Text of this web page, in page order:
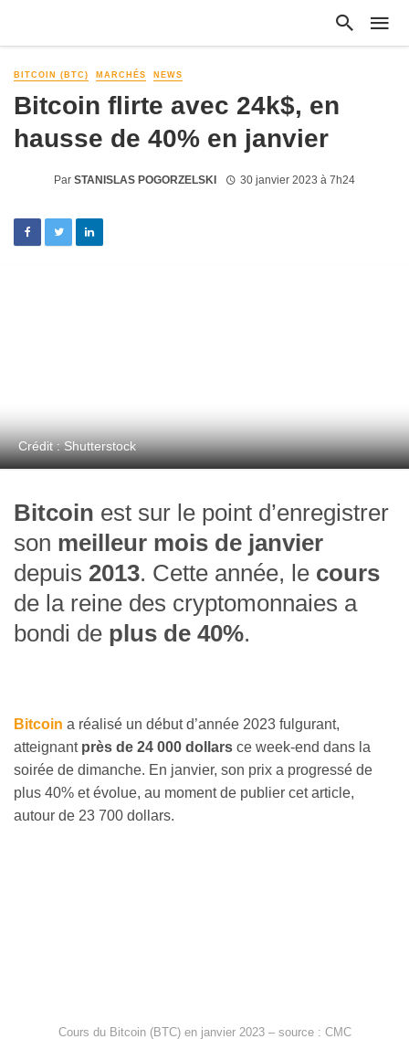
BITCOIN (BTC) MARCHÉS NEWS
Bitcoin flirte avec 24k$, en
hausse de 40% en janvier
Par STANISLAS POGORZELSKI 30 janvier 2023 à 7h24
Crédit : Shutterstock
Bitcoin est sur le point d’enregistrer
son meilleur mois de janvier
depuis 2013. Cette année, le cours
de la reine des cryptomonnaies a
bondi de plus de 40%.
Bitcoin a réalisé un début d’année 2023 fulgurant,
atteignant près de 24 000 dollars ce week-end dans la
soirée de dimanche. En janvier, son prix a progressé de
plus 40% et évolue, au moment de publier cet article,
autour de 23 700 dollars.
Cours du Bitcoin (BTC) en janvier 2023 – source : CMC